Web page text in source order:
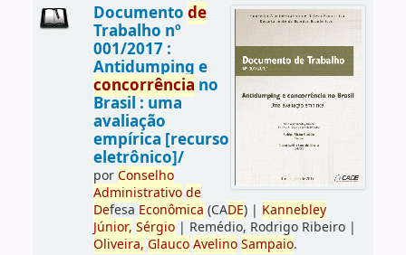
Documento de
Trabalho nº
001/2017 :
Antidumping e
concorrência no
Brasil : uma
avaliação
empírica [recurso
eletrônico]/
porConselho
Administrativo de
Defesa Econômica (CADE)| Kannebley
Júnior, Sérgio| Remédio, Rodrigo Ribeiro|
Oliveira, Glauco Avelino Sampaio.